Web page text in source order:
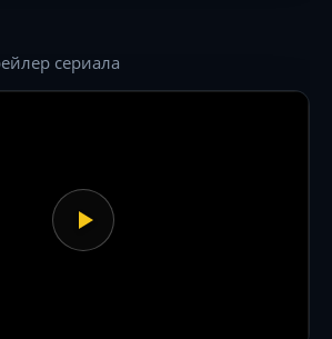
история о цене
сериала